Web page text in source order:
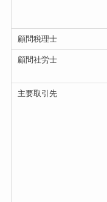
顧問税理士
顧問社労士
主要取引先